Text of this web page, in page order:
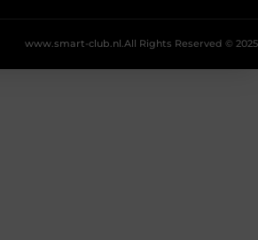
All Rights Reserved © 2025
www.smart-club.nl.